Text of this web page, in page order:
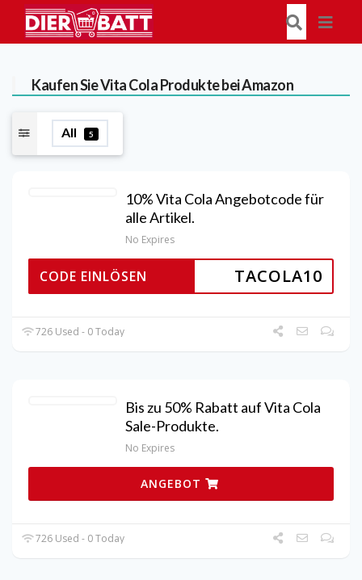
Kaufen Sie Vita Cola Produkte bei Amazon
All 5
10% Vita Cola Angebotcode für
alle Artikel.
No Expires
TACOLA10
CODE EINLÖSEN
726 Used - 0 Today
Bis zu 50% Rabatt auf Vita Cola
Sale-Produkte.
No Expires
ANGEBOT
726 Used - 0 Today